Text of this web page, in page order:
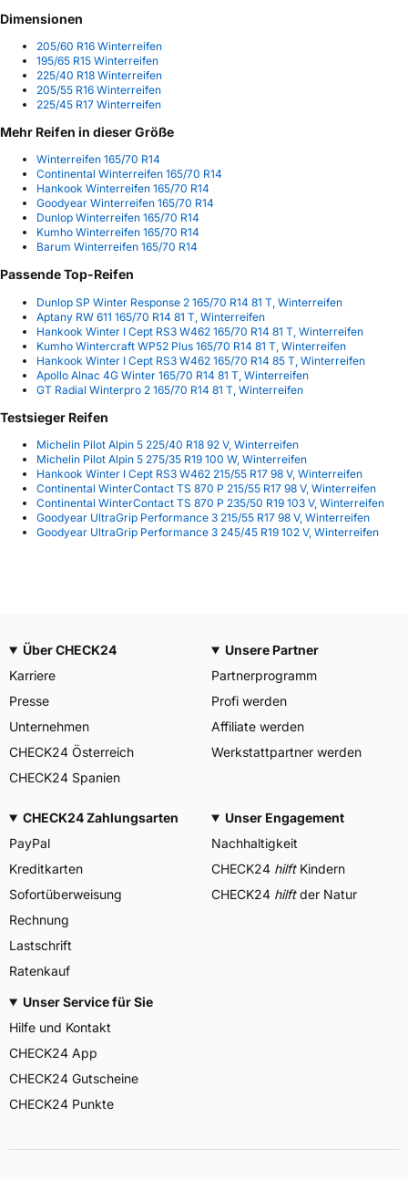
Dimensionen
205/60 R16 Winterreifen
195/65 R15 Winterreifen
225/40 R18 Winterreifen
205/55 R16 Winterreifen
225/45 R17 Winterreifen
Mehr Reifen in dieser Größe
Winterreifen 165/70 R14
Continental Winterreifen 165/70 R14
Hankook Winterreifen 165/70 R14
Goodyear Winterreifen 165/70 R14
Dunlop Winterreifen 165/70 R14
Kumho Winterreifen 165/70 R14
Barum Winterreifen 165/70 R14
Passende Top-Reifen
Dunlop SP Winter Response 2 165/70 R14 81 T, Winterreifen
Aptany RW 611 165/70 R14 81 T, Winterreifen
Hankook Winter I Cept RS3 W462 165/70 R14 81 T, Winterreifen
Kumho Wintercraft WP52 Plus 165/70 R14 81 T, Winterreifen
Hankook Winter I Cept RS3 W462 165/70 R14 85 T, Winterreifen
Apollo Alnac 4G Winter 165/70 R14 81 T, Winterreifen
GT Radial Winterpro 2 165/70 R14 81 T, Winterreifen
Testsieger Reifen
Michelin Pilot Alpin 5 225/40 R18 92 V, Winterreifen
Michelin Pilot Alpin 5 275/35 R19 100 W, Winterreifen
Hankook Winter I Cept RS3 W462 215/55 R17 98 V, Winterreifen
Continental WinterContact TS 870 P 215/55 R17 98 V, Winterreifen
Continental WinterContact TS 870 P 235/50 R19 103 V, Winterreifen
Goodyear UltraGrip Performance 3 215/55 R17 98 V, Winterreifen
Goodyear UltraGrip Performance 3 245/45 R19 102 V, Winterreifen
Über CHECK24
Karriere
Presse
Unternehmen
CHECK24 Österreich
CHECK24 Spanien
Unsere Partner
Partnerprogramm
Profi werden
Affiliate werden
Werkstattpartner werden
CHECK24 Zahlungsarten
PayPal
Kreditkarten
Sofortüberweisung
Rechnung
Lastschrift
Ratenkauf
Unser Engagement
Nachhaltigkeit
CHECK24 hilftKindern
CHECK24 hilftder Natur
Unser Service für Sie
Hilfe und Kontakt
CHECK24 App
CHECK24 Gutscheine
CHECK24 Punkte